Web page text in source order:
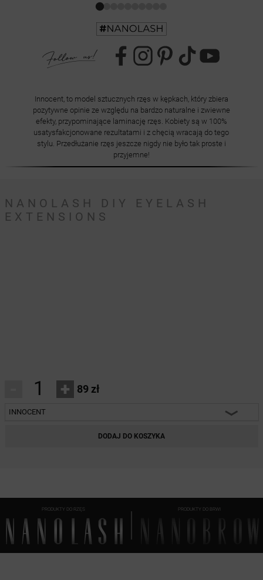
Innocent, to model sztucznych rzęs w kępkach, który zbiera
pozytywne opinie ze względu na bardzo naturalne i zwiewne
efekty, przypominające laminację rzęs. Kobiety są w 100%
usatysfakcjonowane rezultatami i z chęcią wracają do tego
stylu. Przedłużanie rzęs jeszcze nigdy nie było tak proste i
przyjemne!
NANOLASH DIY EYELASH
EXTENSIONS
+ 89 zł
INNOCENT
HARMONY
HEARTBREAKER
CHARM
DODAJ DO KOSZYKA
PRODUKTY DO RZĘS PRODUKTY DO BRWI